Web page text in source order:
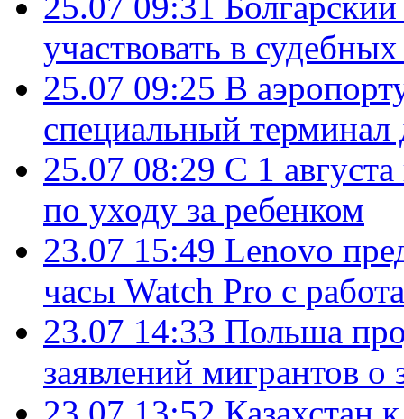
участвовать в
25.07 09:25 В
специальный терминал
25.07 08:29 С 1
по уходу за ребенком
23.07 15:49 Lenovo
часы Watch Pro с
23.07 14:33 Польша
заявлений мигрантов